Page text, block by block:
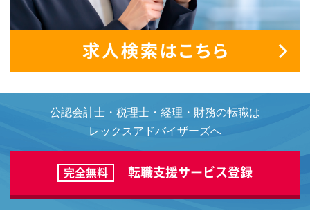
公認会計士・税理士・経理・財務の転職は
レックスアドバイザーズへ
完全無料 転職支援サービス登録